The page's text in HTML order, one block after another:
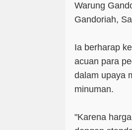
Warung
Gandoriah,
Ia berharap
acuan para
dalam upaya
minuman.
"Karena